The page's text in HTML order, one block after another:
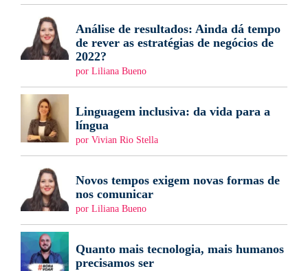
Análise de resultados: Ainda dá tempo
de rever as estratégias de negócios de
2022?
por Liliana Bueno
Linguagem inclusiva: da vida para a
língua
por Vivian Rio Stella
Novos tempos exigem novas formas de
nos comunicar
por Liliana Bueno
Quanto mais tecnologia, mais humanos
precisamos ser